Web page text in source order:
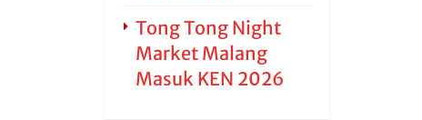
Tong Tong Night
Market Malang
Masuk KEN 2026